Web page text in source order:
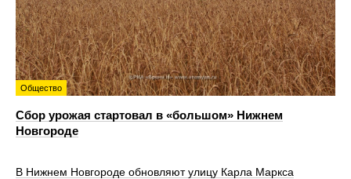
Общество
Сбор урожая стартовал в «большом» Нижнем
Новгороде
В Нижнем Новгороде обновляют улицу Карла Маркса